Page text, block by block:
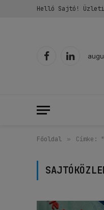
Helló Sajtó!
FacebookLinkedIn
Főoldal » Címke: